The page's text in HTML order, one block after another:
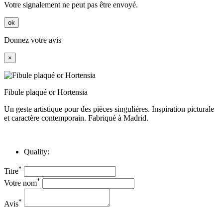
Votre signalement ne peut pas être envoyé.
ok
Donnez votre avis
×
Fibule plaqué or Hortensia
Un geste artistique pour des pièces singulières. Inspiration picturale
et caractère contemporain. Fabriqué à Madrid.
Quality:
Titre*
Votre nom*
Avis*